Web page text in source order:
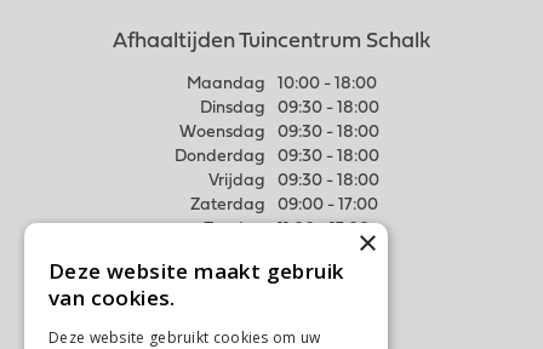
Afhaaltijden Tuincentrum Schalk
Maandag
10:00 - 18:00
Dinsdag
09:30 - 18:00
Woensdag
09:30 - 18:00
Donderdag
09:30 - 18:00
Vrijdag
09:30 - 18:00
Zaterdag
09:00 - 17:00
Meer weten
Algemene voorwaarden
×
Deze website maakt gebruik
van cookies.
Deze website gebruikt cookies om uw